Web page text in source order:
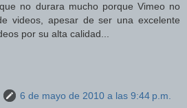
no durara mucho porque Vimeo no
videos, apesar de ser una excelente
por su alta calidad...
6 de mayo de 2010 a las 9:44 p.m.